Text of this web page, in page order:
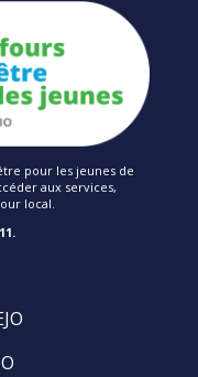
pour les jeunes de
aux services,
local.